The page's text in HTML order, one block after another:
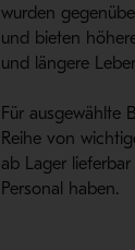
wurden
und bieten
und längere
Für ausgewählte
Reihe von
ab Lager
Personal haben.